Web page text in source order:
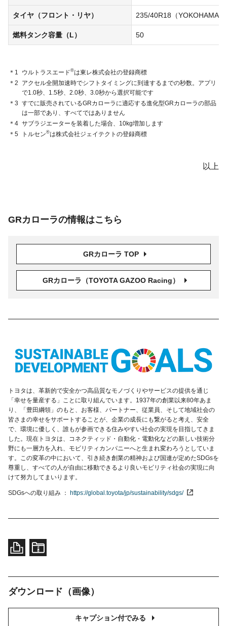
タイヤ（フロント・リヤ） 235/40R18（YOKOHAMA
燃料タンク容量（L） 50
＊1 ウルトラスエード®は東レ株式会社の登録商標
＊2
アクセル全開加速時でシフトタイミングに到達するまでの秒数。アプリ
で1.0秒、1.5秒、2.0秒、3.0秒から選択可能です
＊3 すでに販売されているGRカローラに適応する進化型GRカローラの部品
は一部であり、すべてではありません
＊4 サブラジエーターを装着した場合、10kg増加します
＊5
トルセン®は株式会社ジェイテクトの登録商標
以上
GRカローラの情報はこちら
GRカローラ TOP
GRカローラ （TOYOTA GAZOO Racing）
トヨタは、革新的で安全かつ高品質なモノづくりやサービスの提供を通じ
「幸せを量産する」ことに取り組んでいます。1937年の創業以来80年あま
り、「豊田綱領」のもと、お客様、パートナー、従業員、そして地域社会の
皆さまの幸せをサポートすることが、企業の成長にも繋がると考え、安全
で、環境に優しく、誰もが参画できる住みやすい社会の実現を目指してきま
した。現在トヨタは、コネクティッド・自動化・電動化などの新しい技術分
野にも一層力を入れ、モビリティカンパニーへと生まれ変わろうとしていま
す。この変革の中において、引き続き創業の精神および国連が定めたSDGsを
尊重し、すべての人が自由に移動できるより良いモビリティ社会の実現に向
けて努力してまいります。
SDGsへの取り組み https://global.toyota/jp/sustainability/sdgs/
ダウンロード（画像）
キャプション付でみる